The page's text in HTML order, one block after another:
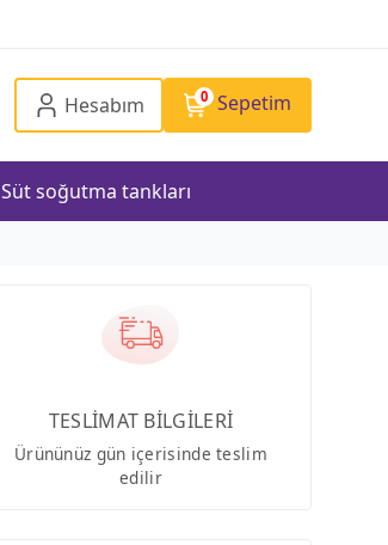
Hesabım 0 Sepetim
Süt soğutma tankları
TESLİMAT BİLGİLERİ
Ürününüz gün içerisinde teslim
edilir